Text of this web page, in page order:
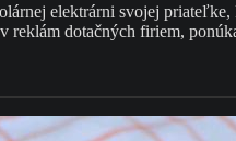
elektrárni svojej
reklám dotačných firiem,